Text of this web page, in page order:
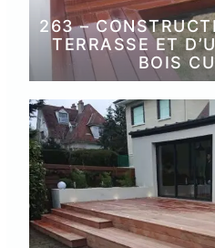
263 –
TERRASSE ET
BOIS